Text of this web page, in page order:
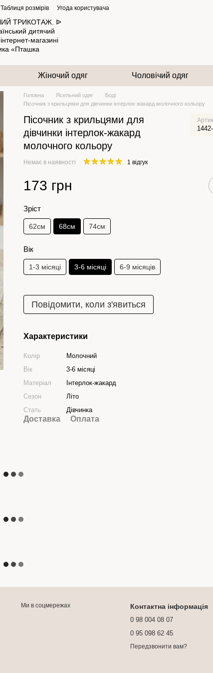
Таблиця розмірів Угода користувача
Жіночий одяг Чоловічий одяг
Головна Ясельний одяг
Боді
Пісочник з крильцями для дівчинки інтерлок-жакард молочного кольору
Пісочник з крильцями для
дівчинки інтерлок-жакард
молочного кольору
Немає в наявності 1 відгук
173 грн
Зріст
62см 68см 74см
Вік
1-3 місяці 3-6 місяці 6-9 місяців
Повідомити, коли з'явиться
Характеристики
Колір
Молочний
Вік
3-6 місяці
Матеріал
Інтерлок-жакард
Сезон
Літо
Стать
Дівчинка
Доставка Оплата
Ми в соцмережах Контактна інформація
0 98 004 08 07
0 95 098 62 45
Передзвонити вам?